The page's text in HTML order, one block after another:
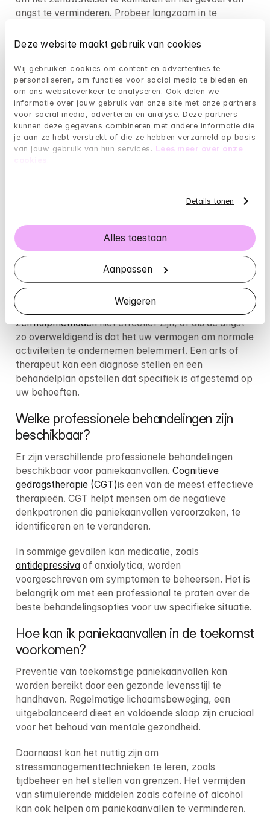
Deze website maakt gebruik van cookies
Wij gebruiken cookies om content en advertenties te
personaliseren, om functies voor social media te bieden en
om ons websiteverkeer te analyseren. Ook delen we
informatie over jouw gebruik van onze site met onze partners
voor social media, adverteren en analyse. Deze partners
kunnen deze gegevens combineren met andere informatie die
je aan ze hebt verstrekt of die ze hebben verzameld op basis
van jouw gebruik van hun services. Lees meer over onze
Details tonen
Alles toestaan
Aanpassen
Weigeren
angst te verminderen. Probeer langzaam in te
seconden vast en adem langzaam uit door de mond.
Bovendien kunnen mindfulness en meditatie helpen
om uw focus te verleggen en de controle over uw
emoties terug te krijgen. Regelmatige
lichaamsbeweging is ook effectief gebleken in het
verminderen van stress en angst. Het is belangrijk om
te onthouden dat wat voor de een werkt, misschien
niet voor de ander werkt, dus het kan nodig zijn om
Als u regelmatig paniekaanvallen ervaart en deze een
negatieve invloed hebben op uw dagelijks leven, kan
het tijd zijn om professionele hulp te zoeken. Het is
belangrijk om te erkennen dat het zoeken naar hulp
een teken van kracht is, niet van zwakte.
zelfhulpmethoden niet effectief zijn, of als de angst
zo overweldigend is dat het uw vermogen om normale
activiteiten te ondernemen belemmert. Een arts of
therapeut kan een diagnose stellen en een
behandelplan opstellen dat specifiek is afgestemd op
uw behoeften.
Welke professionele behandelingen zijn
beschikbaar?
Er zijn verschillende professionele behandelingen
beschikbaar voor paniekaanvallen. Cognitieve
gedragstherapie (CGT)is een van de meest effectieve
therapieën. CGT helpt mensen om de negatieve
denkpatronen die paniekaanvallen veroorzaken, te
identificeren en te veranderen.
antidepressiva of anxiolytica, worden
voorgeschreven om symptomen te beheersen. Het is
belangrijk om met een professional te praten over de
beste behandelingsopties voor uw specifieke situatie.
Hoe kan ik paniekaanvallen in de toekomst
voorkomen?
Preventie van toekomstige paniekaanvallen kan
worden bereikt door een gezonde levensstijl te
handhaven. Regelmatige lichaamsbeweging, een
uitgebalanceerd dieet en voldoende slaap zijn cruciaal
voor het behoud van mentale gezondheid.
Daarnaast kan het nuttig zijn om
stressmanagementtechnieken te leren, zoals
tijdbeheer en het stellen van grenzen. Het vermijden
van stimulerende middelen zoals cafeïne of alcohol
kan ook helpen om paniekaanvallen te verminderen.